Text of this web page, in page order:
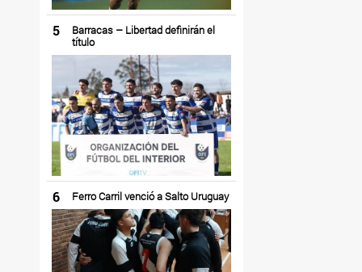
5
Barracas – Libertad definirán el
título
6 Ferro Carril venció a Salto Uruguay